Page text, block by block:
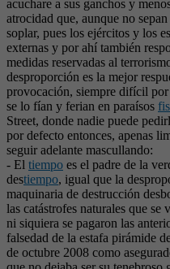
acuchare a sus ganchos y
atrocidad que, aunque no
soplar, pues los ejércitos y los
externas y por ahí también
medidas reservadas al
desproporción es la mejor
provocación, siempre difícil
se lo fían y ferian en paraísos
Street, donde nadie puede
por defecto entonces, apenas
seguir adelante mascullando:
- El tiempo es el padre de la
destiempo, igual que la
maquinaria de destrucción
las catástrofes naturales que se
ni siquiera se pagaron las
falsedad de la estafa pirámide
de octubre 2008 como